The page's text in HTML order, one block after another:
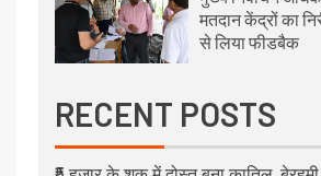
मतदान केंद्रों का
से लिया फीडबैक
RECENT POSTS